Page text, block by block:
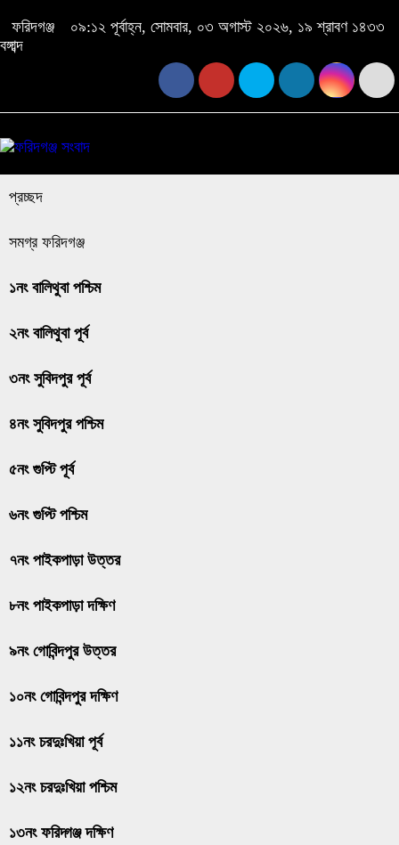
ফরিদগঞ্জ
০৯:১২ পূর্বাহ্ন, সোমবার, ০৩ অগাস্ট ২০২৬, ১৯ শ্রাবণ ১৪৩৩
বঙ্গাব্দ
প্রচ্ছদ
সমগ্র ফরিদগঞ্জ
১নং বালিথুবা পশ্চিম
২নং বালিথুবা পূর্ব
৩নং সুবিদপুর পূর্ব
৪নং সুবিদপুর পশ্চিম
৫নং গুপ্টি পূর্ব
৬নং গুপ্টি পশ্চিম
৭নং পাইকপাড়া উত্তর
৮নং পাইকপাড়া দক্ষিণ
৯নং গোবিন্দপুর উত্তর
১০নং গোবিন্দপুর দক্ষিণ
১১নং চরদুঃখিয়া পূর্ব
১২নং চরদুঃখিয়া পশ্চিম
১৩নং ফরিদ্গঞ্জ দক্ষিণ